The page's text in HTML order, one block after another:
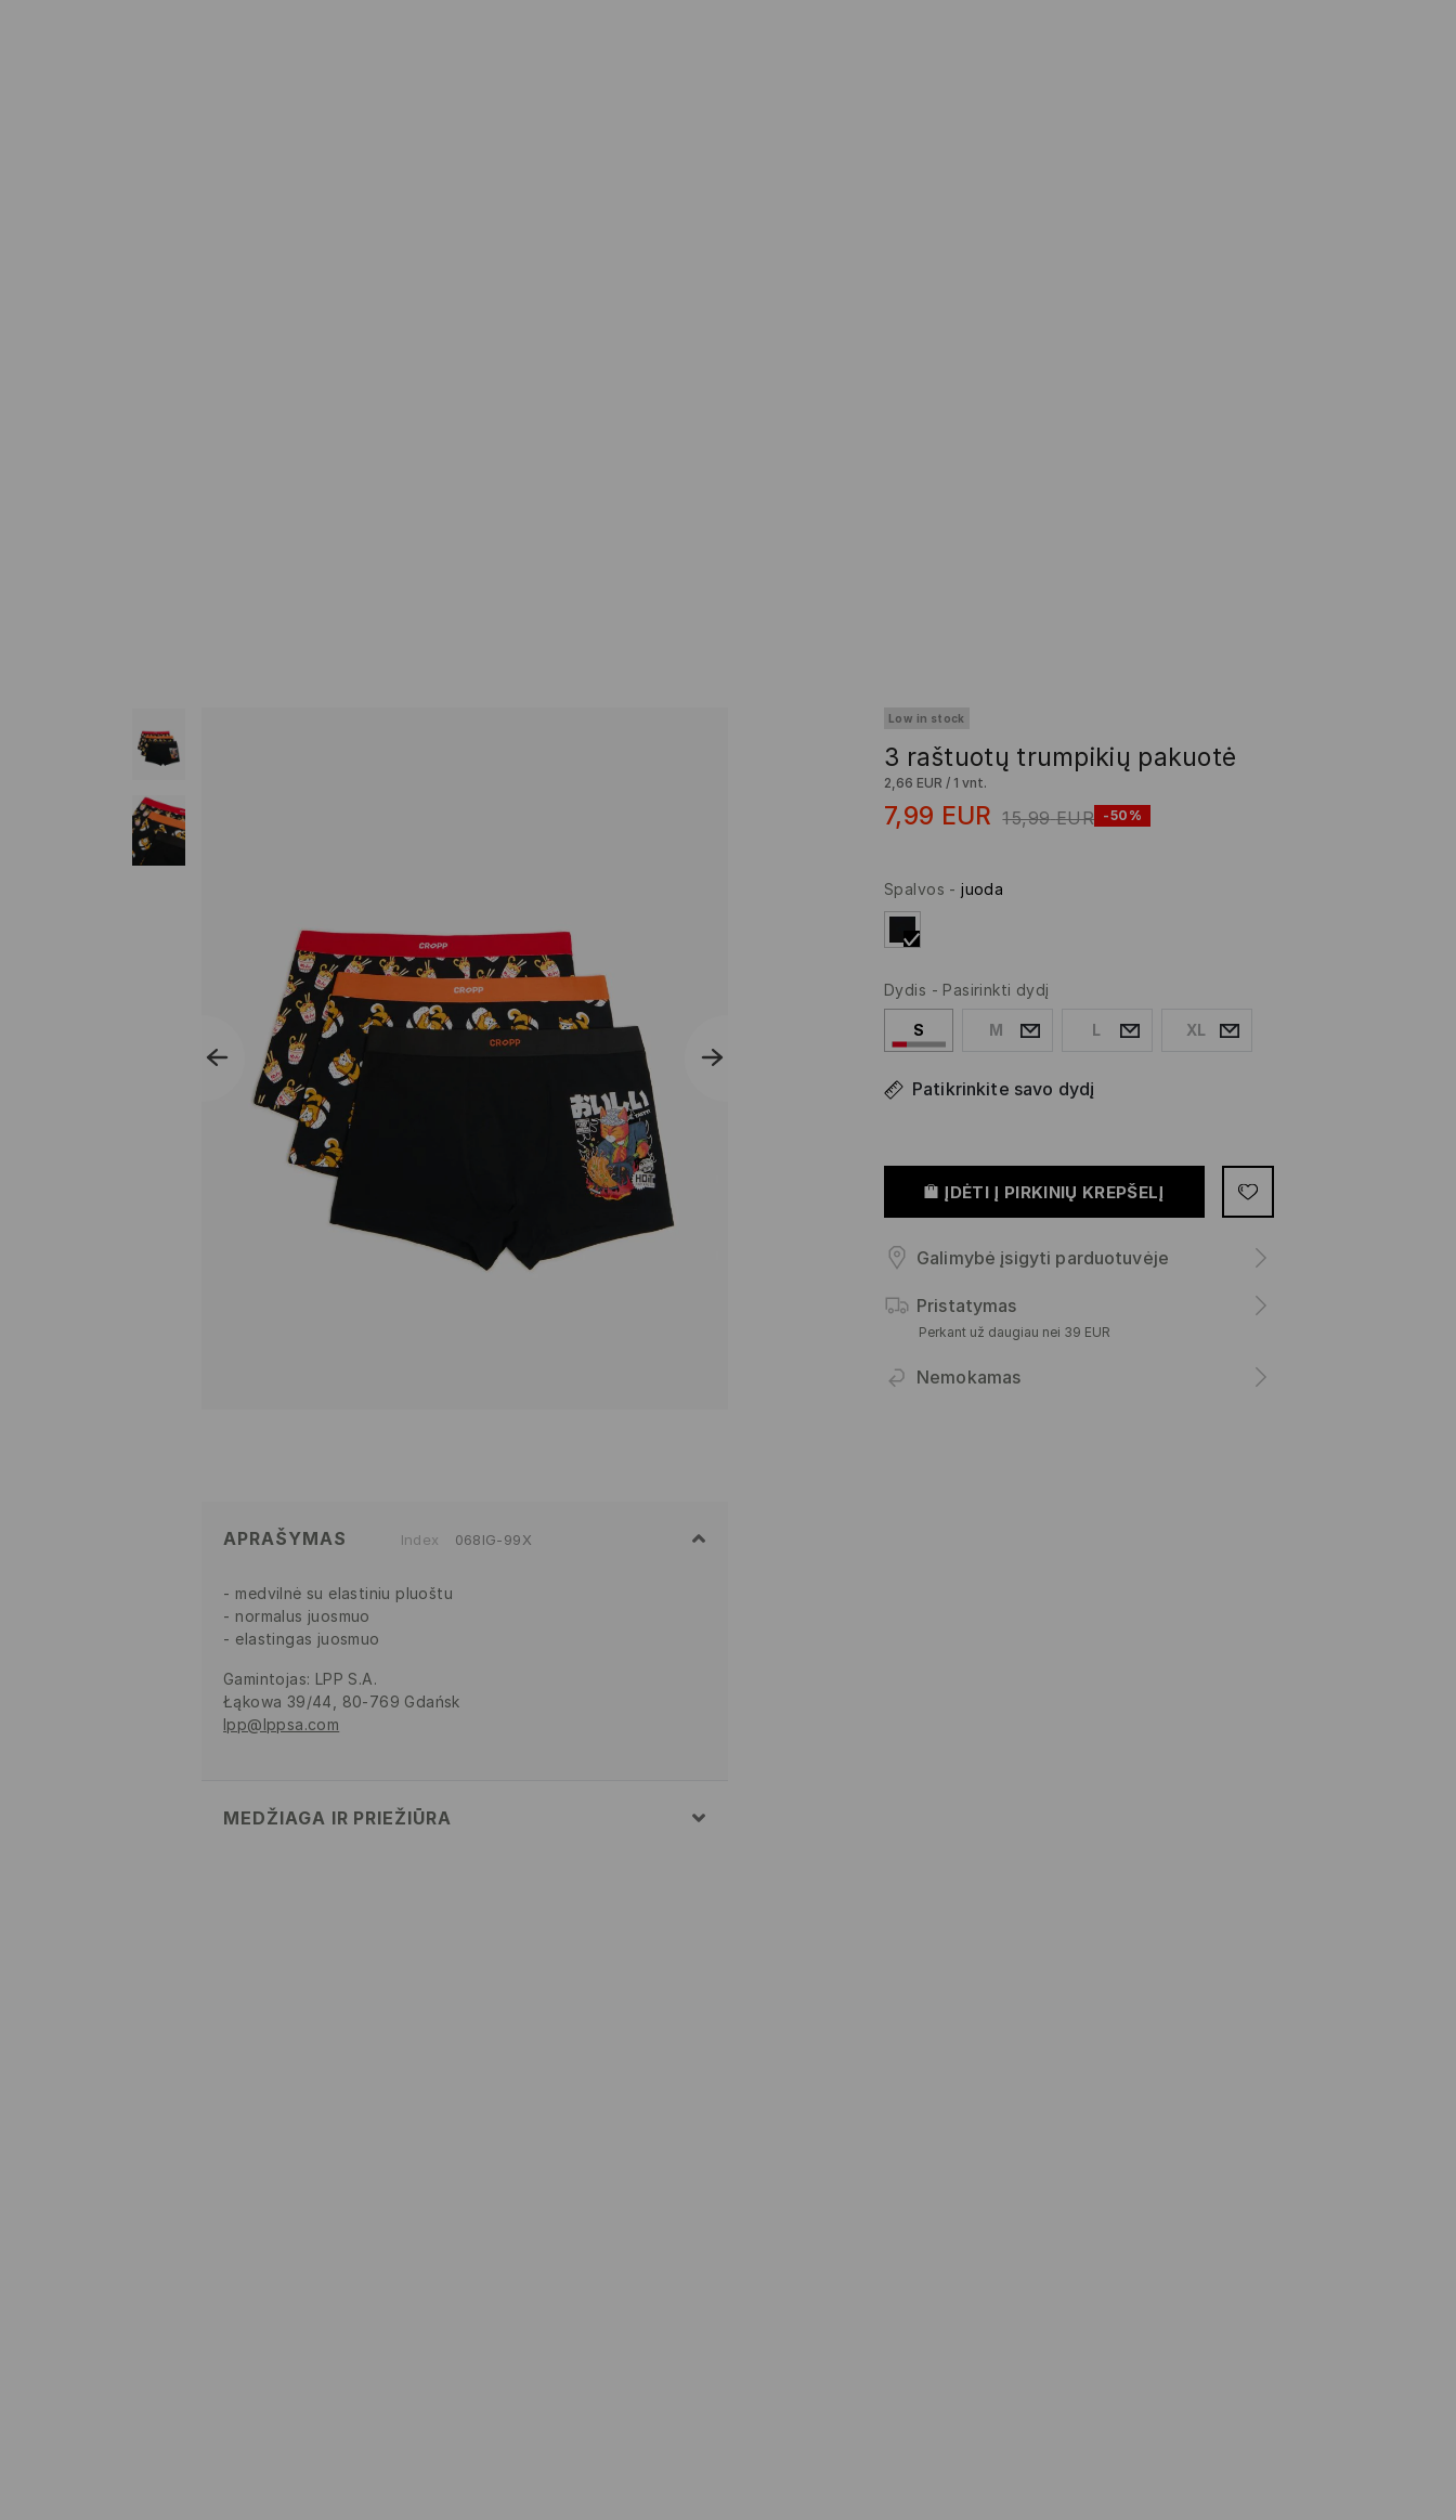
Low in stock
3 raštuotų trumpikių pakuotė
2,66 EUR / 1 vnt.
7,99 EUR 15,99 EUR -50%
Spalvos -juoda
Dydis - Pasirinkti dydį
S M L XL
Patikrinkite savo dydį
ĮDĖTI Į PIRKINIŲ KREPŠELĮ
Galimybė įsigyti parduotuvėje
Pristatymas
Perkant už daugiau nei 39 EUR
Nemokamas
APRAŠYMAS Index 068IG-99X
medvilnė su elastiniu pluoštu
normalus juosmuo
elastingas juosmuo
Gamintojas: LPP S.A.
Łąkowa 39/44, 80-769 Gdańsk
lpp@lppsa.com
MEDŽIAGA IR PRIEŽIŪRA